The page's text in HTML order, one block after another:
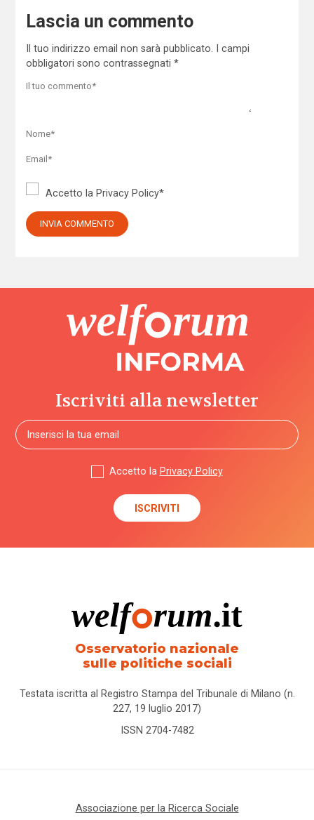
Lascia un commento
Il tuo indirizzo email non sarà pubblicato.
I campi
obbligatori sono contrassegnati *
Accetto la Privacy Policy*
Iscriviti alla newsletter
Accetto la Privacy Policy
Osservatorio nazionale
sulle politiche sociali
Testata iscritta al Registro Stampa del Tribunale di Milano (n.
227, 19 luglio 2017)
ISSN 2704-7482
Associazione per la Ricerca Sociale